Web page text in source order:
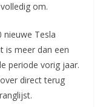
om.
nieuwe Tesla
is meer dan een
periode vorig jaar.
direct terug